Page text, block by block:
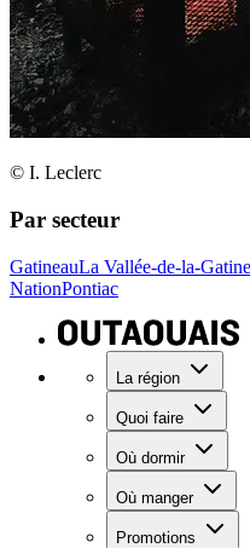
© I. Leclerc
Par secteur
GatineauLa Vallée-de-la-
NationPontiac
La région
Quoi faire
Où dormir
Où manger
Promotions